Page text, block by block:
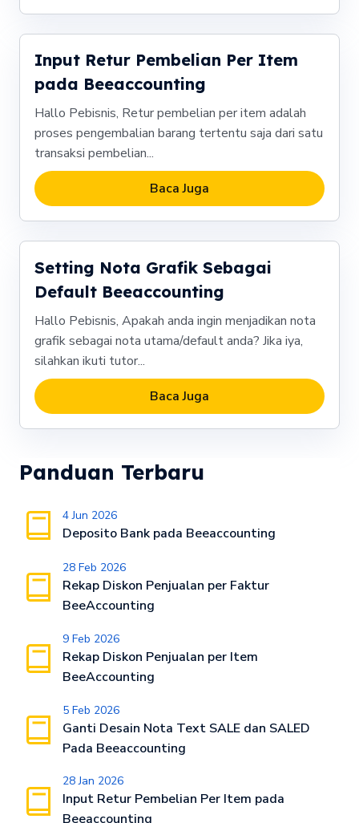
Input Retur Pembelian Per Item
pada Beeaccounting
Hallo Pebisnis, Retur pembelian per item adalah
proses pengembalian barang tertentu saja dari satu
transaksi pembelian...
Baca Juga
Setting Nota Grafik Sebagai
Default Beeaccounting
Hallo Pebisnis, Apakah anda ingin menjadikan nota
grafik sebagai nota utama/default anda? Jika iya,
silahkan ikuti tutor...
Baca Juga
Panduan Terbaru
4 Jun 2026
Deposito Bank pada Beeaccounting
28 Feb 2026
Rekap Diskon Penjualan per Faktur
BeeAccounting
9 Feb 2026
Rekap Diskon Penjualan per Item
BeeAccounting
5 Feb 2026
Ganti Desain Nota Text SALE dan SALED
Pada Beeaccounting
28 Jan 2026
Input Retur Pembelian Per Item pada
Beeaccounting